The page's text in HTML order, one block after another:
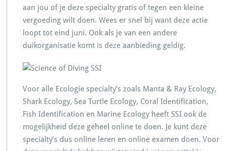
aan jou of je deze specialty gratis of tegen een kleine
vergoeding wilt doen. Wees er snel bij want deze actie
loopt tot eind juni. Ook als je van een andere
duikorganisatie komt is deze aanbieding geldig.
Voor alle Ecologie specialty’s zoals Manta & Ray Ecology,
Shark Ecology, Sea Turtle Ecology, Coral Identification,
Fish Identification en Marine Ecology heeft SSI ook de
mogelijkheid deze geheel online te doen. Je kunt deze
specialty’s dus online leren en online examen doen. Voor